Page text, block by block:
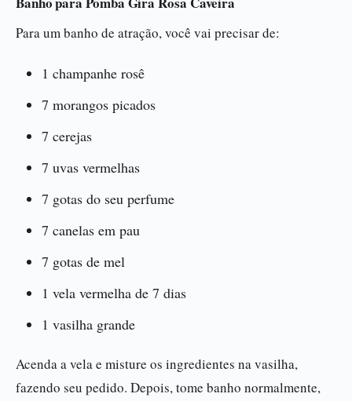
Para um banho de atração, você vai precisar de:
1 champanhe rosê
7 morangos picados
7 cerejas
7 uvas vermelhas
7 gotas do seu perfume
7 canelas em pau
7 gotas de mel
1 vela vermelha de 7 dias
1 vasilha grande
Acenda a vela e misture os ingredientes na vasilha,
fazendo seu pedido. Depois, tome banho normalmente,